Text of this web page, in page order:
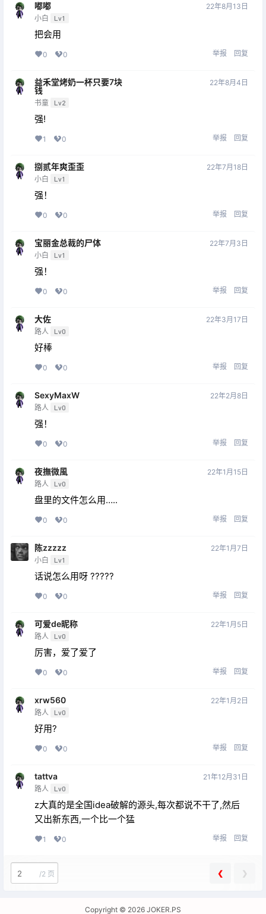
嘟嘟
小白 Lv1
22年8月13日
把会用
0 0 举报 回复
益禾堂烤奶一杯只要7块
钱
书童 Lv2
22年8月4日
强!
1 0 举报 回复
捌贰年爽歪歪
小白 Lv1
22年7月18日
强！
0 0 举报 回复
宝丽金总裁的尸体
小白 Lv1
22年7月3日
强！
0 0 举报 回复
大佐
路人 Lv0
22年3月17日
好棒
0 0 举报 回复
SexyMaxW
路人 Lv0
22年2月8日
强！
0 0 举报 回复
夜撫微風
路人 Lv0
22年1月15日
盘里的文件怎么用…..
0 0 举报 回复
陈zzzzz
小白 Lv1
22年1月7日
话说怎么用呀 ?????
0 0 举报 回复
可爱de昵称
路人 Lv0
22年1月5日
厉害，爱了爱了
0 0 举报 回复
xrw560
路人 Lv0
22年1月2日
好用?
0 0 举报 回复
tattva
路人 Lv0
21年12月31日
z大真的是全国idea破解的源头,每次都说不干了,然后
又出新东西,一个比一个猛
1 0 举报 回复
/2 页 ❮ ❯
Copyright © 2026 JOKER.PS